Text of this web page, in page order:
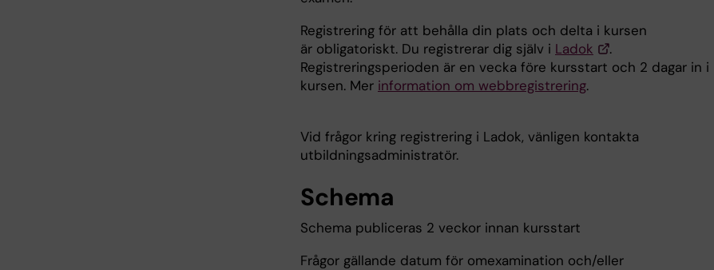
Registrering för att behålla din plats och delta i kursen
är obligatoriskt. Du registrerar dig själv i Ladok
.
Registreringsperioden är en vecka före kursstart och 2 dagar in i
kursen. Mer information om webbregistrering.
Vid frågor kring registrering i Ladok, vänligen kontakta
utbildningsadministratör.
Schema
Schema publiceras 2 veckor innan kursstart
Frågor gällande datum för omexamination och/eller